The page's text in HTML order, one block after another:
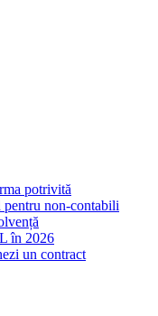
potrivită
non-contabili
în 2026
un contract